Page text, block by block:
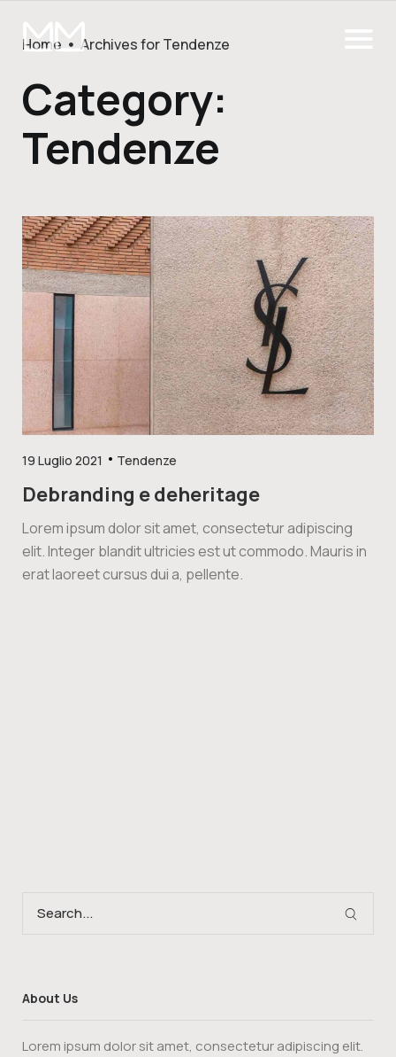
Home Archives for Tendenze
Category:
Tendenze
19 Luglio 2021 Tendenze
Debranding e deheritage
Lorem ipsum dolor sit amet, consectetur adipiscing
elit. Integer blandit ultricies est ut commodo. Mauris in
erat laoreet cursus dui a, pellente.
About Us
Lorem ipsum dolor sit amet, consectetur adipiscing elit.